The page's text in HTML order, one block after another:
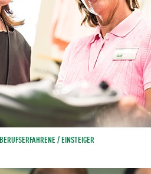
BERUFSERFAHRENE / EINSTEIGER